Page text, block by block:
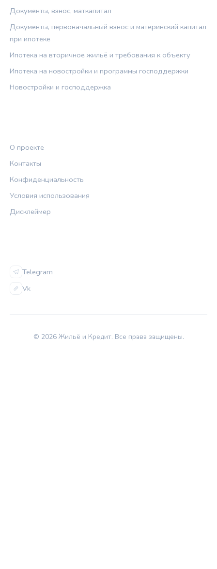
Документы, взнос, маткапитал
Документы, первоначальный взнос и материнский капитал
при ипотеке
Ипотека на вторичное жильё и требования к объекту
Ипотека на новостройки и программы господдержки
Новостройки и господдержка
О проекте
Контакты
Конфиденциальность
Условия использования
Дисклеймер
Telegram
Vk
© 2026 Жильё и Кредит. Все права защищены.